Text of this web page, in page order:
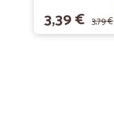
3,39 € 3,79 €